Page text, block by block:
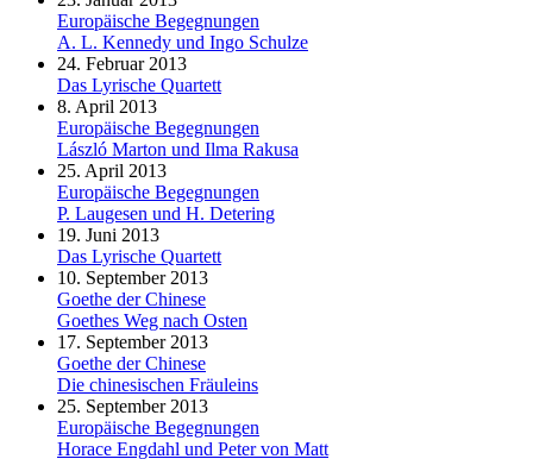
Europäische Begegnungen
A. L. Kennedy und Ingo Schulze
24. Februar 2013
Das Lyrische Quartett
8. April 2013
Europäische Begegnungen
László Marton und Ilma Rakusa
25. April 2013
Europäische Begegnungen
P. Laugesen und H. Detering
19. Juni 2013
Das Lyrische Quartett
10. September 2013
Goethe der Chinese
Goethes Weg nach Osten
17. September 2013
Goethe der Chinese
Die chinesischen Fräuleins
25. September 2013
Europäische Begegnungen
Horace Engdahl und Peter von Matt